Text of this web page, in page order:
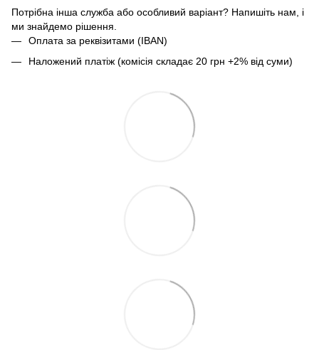
Потрібна інша служба або особливий варіант? Напишіть нам, і
ми знайдемо рішення.
Оплата за реквізитами (IBAN)
Наложений платіж (комісія складає 20 грн +2% від суми)